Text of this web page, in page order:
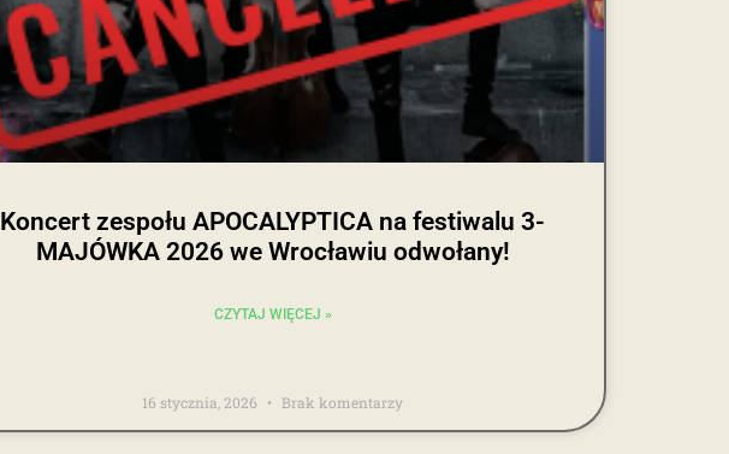
Koncert zespołu APOCALYPTICA na festiwalu 3-
MAJÓWKA 2026 we Wrocławiu odwołany!
CZYTAJ WIĘCEJ »
16 stycznia, 2026 Brak komentarzy